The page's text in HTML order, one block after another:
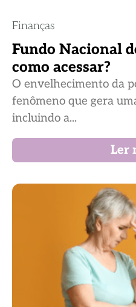
Finanças
Fundo Nacional
como acessar?
O envelhecimento da
fenômeno que gera
incluindo a...
Ler